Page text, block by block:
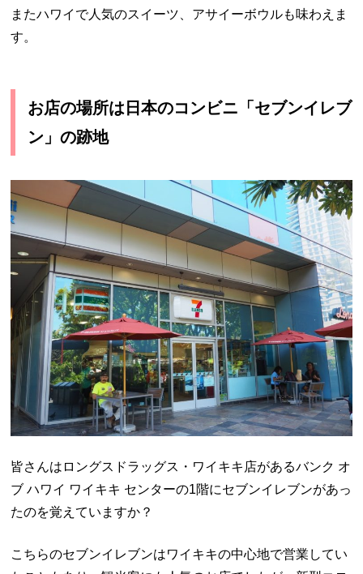
またハワイで人気のスイーツ、アサイーボウルも味わえま
す。
お店の場所は日本のコンビニ「セブンイレブ
ン」の跡地
皆さんはロングスドラッグス・ワイキキ店があるバンク オ
ブ ハワイ ワイキキ センターの1階にセブンイレブンがあっ
たのを覚えていますか？
こちらのセブンイレブンはワイキキの中心地で営業してい